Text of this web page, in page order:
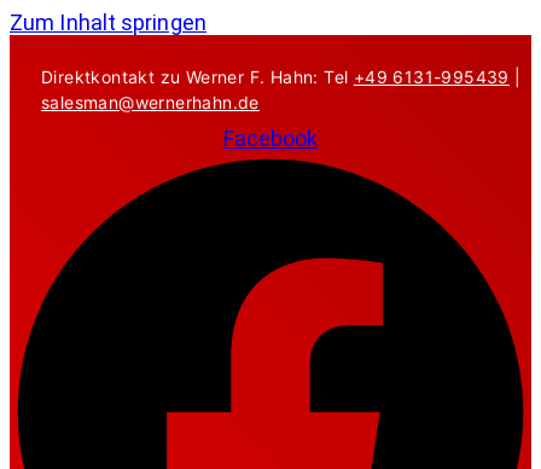
Zum Inhalt springen
Direktkontakt zu Werner F. Hahn: Tel +49 6131-995439
salesman@wernerhahn.de
Facebook